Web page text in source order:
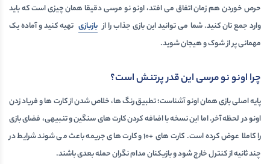
حرص خوردن هم زمان اتفاق می افتد، اونو نو مرسی دقیقا همان چیزی است که باید
وارد جمع تان کنید. شما می توانید این بازی جذاب را از بازبازی تهیه کنید و آماده یک
مهمانی پر از شوک و هیجان شوید.
چرا اونو نو مرسی این قدر پرتنش است؟
پایه اصلی بازی همان اونو آشناست؛ تطبیق رنگ ها، خلاص شدن از کارت ها و فریاد زدن
اونو در لحظه آخر. اما این نسخه با اضافه کردن کارت های سنگین و تنبیهی، فضای بازی
را کاملا عوض کرده است. کارت های +10 و کارت های جریمه باعث می شوند شرایط در
چند ثانیه از کنترل خارج شود و بازیکنان مدام نگران حمله بعدی باشند.